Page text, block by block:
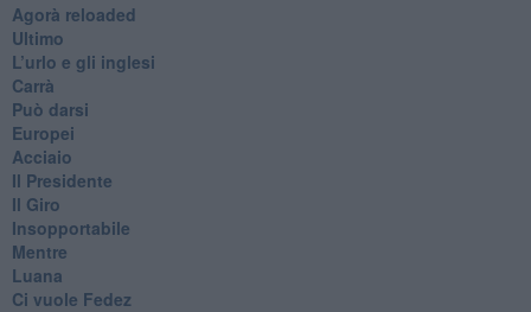
​Agorà reloaded
Ultimo
​L’urlo e gli inglesi
Carrà
Può darsi
Europei
Acciaio
Il Presidente
​Il Giro
Insopportabile
​Mentre
Luana
​Ci vuole Fedez